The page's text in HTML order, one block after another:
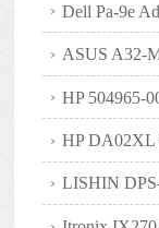
Dell Pa-9e
ASUS A32-
HP 504965-
HP DA02XL
LISHIN